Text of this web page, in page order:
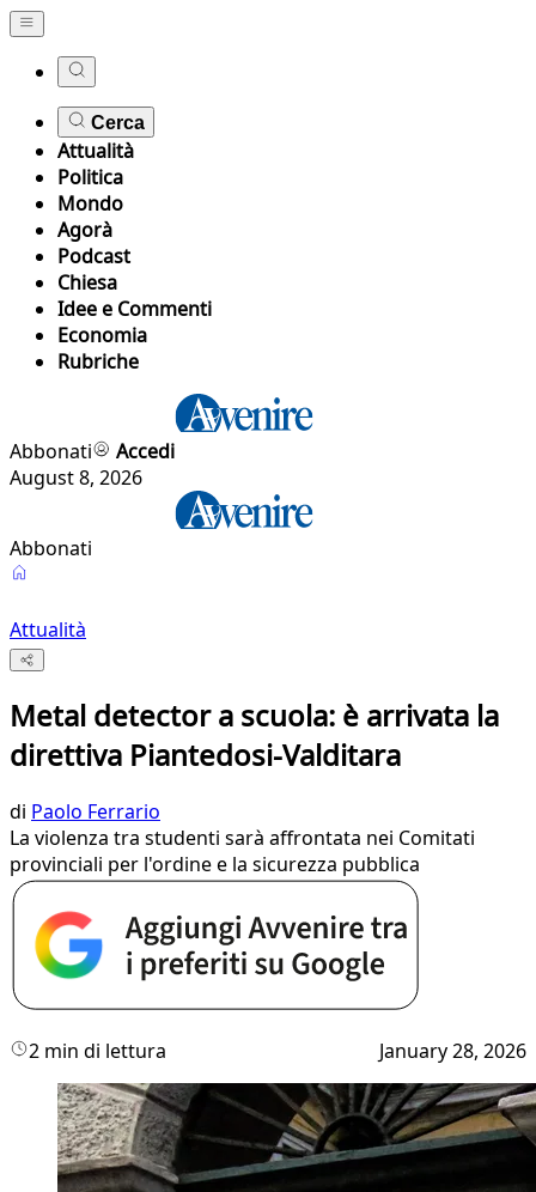
Cerca
Attualità
Politica
Mondo
Agorà
Podcast
Chiesa
Idee e Commenti
Economia
Rubriche
Abbonati
Accedi
August 8, 2026
Abbonati
Attualità
Metal detector a scuola: è arrivata la
direttiva Piantedosi-Valditara
di Paolo Ferrario
La violenza tra studenti sarà affrontata nei Comitati
provinciali per l'ordine e la sicurezza pubblica
2 min di lettura January 28, 2026